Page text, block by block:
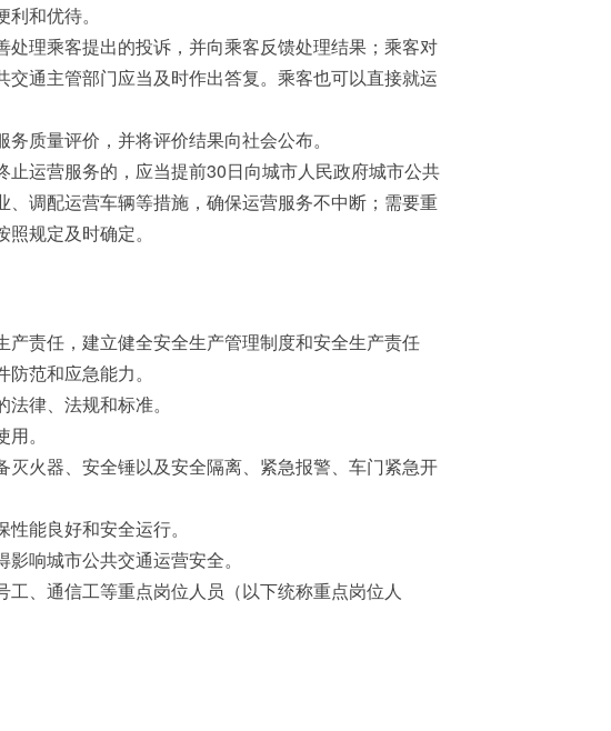
和优待。
理乘客提出的投诉，并向乘客反馈处理结果；乘客对
通主管部门应当及时作出答复。乘客也可以直接就运
质量评价，并将评价结果向社会公布。
运营服务的，应当提前30日向城市人民政府城市公共
调配运营车辆等措施，确保运营服务不中断；需要重
规定及时确定。
责任，建立健全安全生产管理制度和安全生产责任
范和应急能力。
律、法规和标准。
。
火器、安全锤以及安全隔离、紧急报警、车门紧急开
能良好和安全运行。
响城市公共交通运营安全。
、通信工等重点岗位人员（以下统称重点岗位人